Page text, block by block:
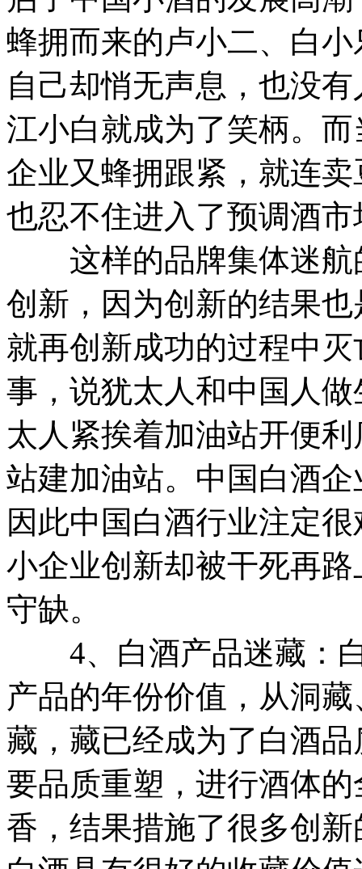
蜂拥而来的卢小二、白
自己却悄无声息，也没
江小白就成为了笑柄。
企业又蜂拥跟紧，就连
也忍不住进入了预调酒市
这样的品牌集体迷航
创新，因为创新的结果
就再创新成功的过程中
事，说犹太人和中国人
太人紧挨着加油站开便
站建加油站。中国白酒
因此中国白酒行业注定
小企业创新却被干死再
守缺。
4、白酒产品迷藏：白
产品的年份价值，从洞
藏，藏已经成为了白酒
要品质重塑，进行酒体
香，结果措施了很多创